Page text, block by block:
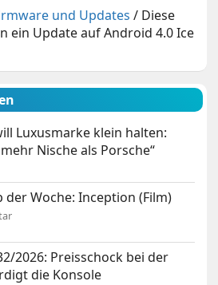
und Updates / Diese
ein Update auf Android 4.0 Ice
Luxusmarke klein halten:
Nische als Porsche“
der Woche: Inception (Film)
2026: Preisschock bei der
die Konsole